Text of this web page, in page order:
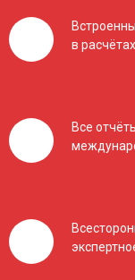
в расчётах
Все